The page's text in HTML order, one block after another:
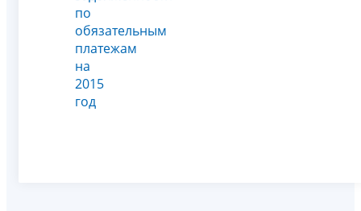
по
обязательным
платежам
на
2015
год